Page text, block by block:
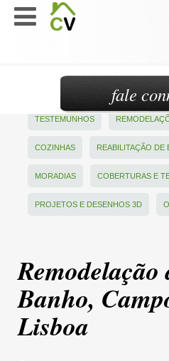
TESTEMUNHOS
COZINHAS REABILITAÇÃO DE
MORADIAS COBERTURAS E
PROJETOS E DESENHOS 3D
Remodelação
Banho,
Lisboa
fale